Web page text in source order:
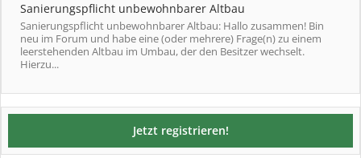
Sanierungspflicht unbewohnbarer Altbau
Sanierungspflicht unbewohnbarer Altbau: Hallo zusammen! Bin
neu im Forum und habe eine (oder mehrere) Frage(n) zu einem
leerstehenden Altbau im Umbau, der den Besitzer wechselt.
Hierzu...
Jetzt registrieren!